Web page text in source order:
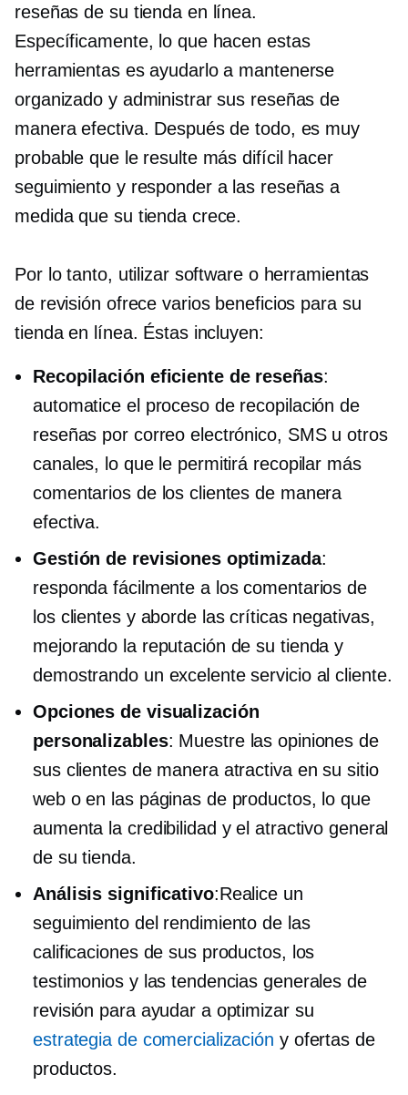
reseñas de su tienda en línea.
Específicamente, lo que hacen estas
herramientas es ayudarlo a mantenerse
organizado y administrar sus reseñas de
manera efectiva. Después de todo, es muy
probable que le resulte más difícil hacer
seguimiento y responder a las reseñas a
medida que su tienda crece.
Por lo tanto, utilizar software o herramientas
de revisión ofrece varios beneficios para su
tienda en línea. Éstas incluyen:
Recopilación eficiente de reseñas:
automatice el proceso de recopilación de
reseñas por correo electrónico, SMS u otros
canales, lo que le permitirá recopilar más
comentarios de los clientes de manera
efectiva.
Gestión de revisiones optimizada:
responda fácilmente a los comentarios de
los clientes y aborde las críticas negativas,
mejorando la reputación de su tienda y
demostrando un excelente servicio al cliente.
Opciones de visualización
personalizables: Muestre las opiniones de
sus clientes de manera atractiva en su sitio
web o en las páginas de productos, lo que
aumenta la credibilidad y el atractivo general
de su tienda.
Análisis significativo:Realice un
seguimiento del rendimiento de las
calificaciones de sus productos, los
testimonios y las tendencias generales de
revisión para ayudar a optimizar su
estrategia de comercialización y ofertas de
productos.